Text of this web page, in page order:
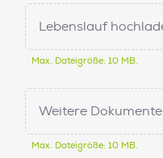
Lebenslauf
Max. Dateigröße: 10 MB.
Weitere
Max. Dateigröße: 10 MB.